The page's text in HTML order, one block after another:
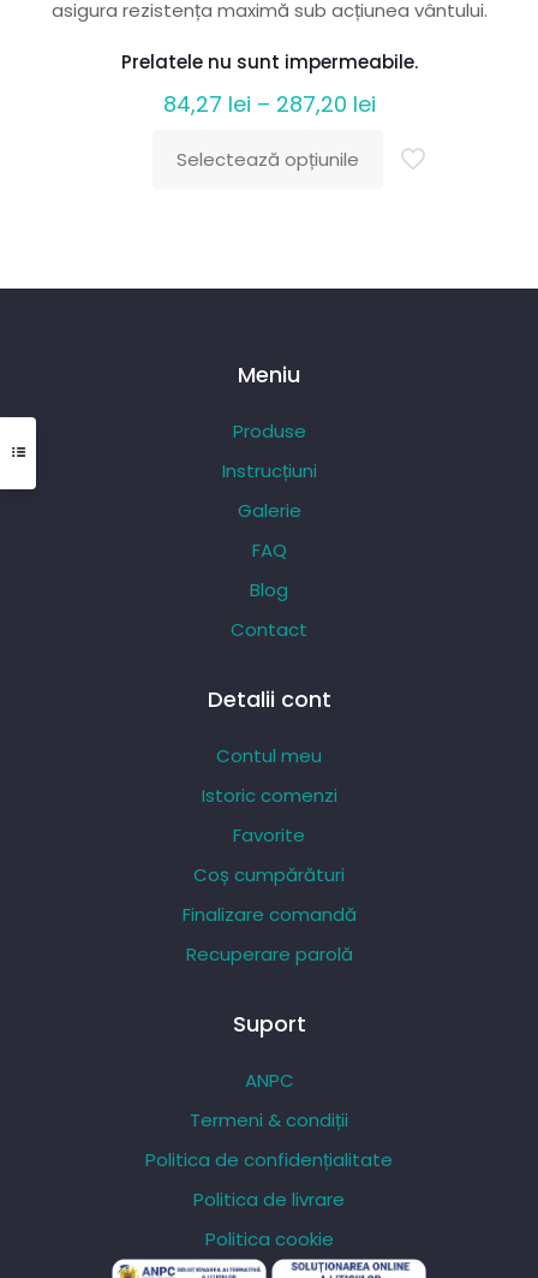
asigura rezistența maximă sub acțiunea vântului.
Prelatele nu sunt impermeabile.
84,27 lei – 287,20 leiInterval
prețuri:
Selectează opțiunile
Acest
Meniu
Produse
Instrucțiuni
Galerie
FAQ
Blog
Contact
Detalii cont
Contul meu
Istoric comenzi
Favorite
Coș cumpărături
Finalizare comandă
Recuperare parolă
Suport
ANPC
Termeni & condiții
Politica de confidențialitate
Politica de livrare
Politica cookie